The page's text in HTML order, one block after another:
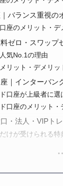
バランス重視の
座のメリット・デ
ゼロ・スワップ
気No.1の理由
リット・デメリッ
｜インターバン
口座が上級者に選
口座のメリット・
・法人・VIPト
けが受けられる特